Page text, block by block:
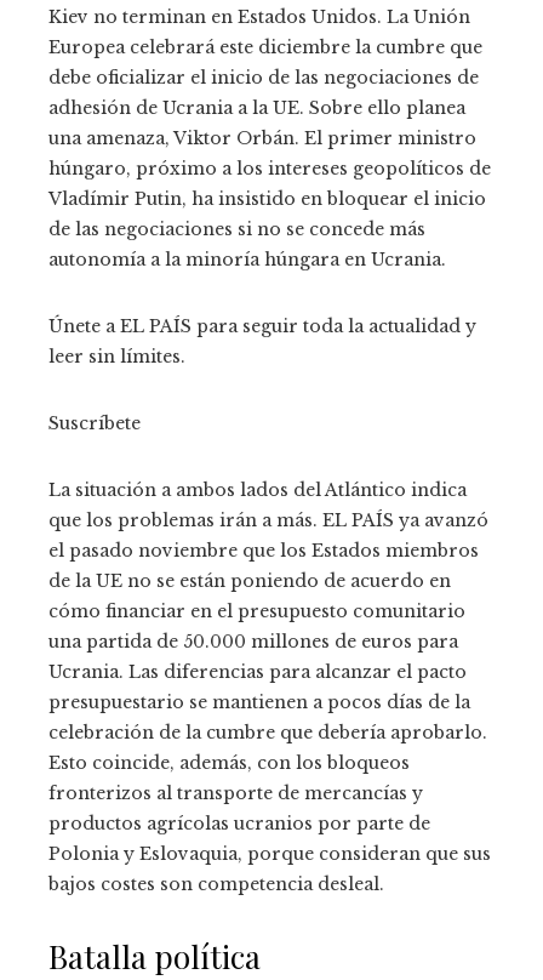
Kiev no terminan en Estados Unidos. La Unión
Europea celebrará este diciembre la cumbre que
debe oficializar el inicio de las negociaciones de
adhesión de Ucrania a la UE. Sobre ello planea
una amenaza, Viktor Orbán. El primer ministro
húngaro, próximo a los intereses geopolíticos de
Vladímir Putin, ha insistido en bloquear el inicio
de las negociaciones si no se concede más
autonomía a la minoría húngara en Ucrania.
Únete a EL PAÍS para seguir toda la actualidad y
leer sin límites.
Suscríbete
La situación a ambos lados del Atlántico indica
que los problemas irán a más. EL PAÍS ya avanzó
el pasado noviembre que los Estados miembros
de la UE no se están poniendo de acuerdo en
cómo financiar en el presupuesto comunitario
una partida de 50.000 millones de euros para
Ucrania. Las diferencias para alcanzar el pacto
presupuestario se mantienen a pocos días de la
celebración de la cumbre que debería aprobarlo.
Esto coincide, además, con los bloqueos
fronterizos al transporte de mercancías y
productos agrícolas ucranios por parte de
Polonia y Eslovaquia, porque consideran que sus
bajos costes son competencia desleal.
Batalla política